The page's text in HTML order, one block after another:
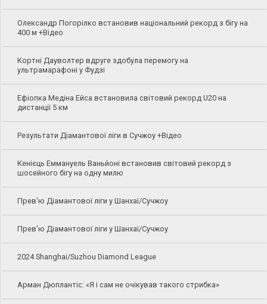
Олександр Погорілко встановив національний рекорд з бігу на
400 м +Відео
Кортні Дауволтер вдруге здобула перемогу на
ультрамарафоні у Фудзі
Ефіопка Медіна Ейса встановила світовий рекорд U20 на
дистанції 5 км
Результати Діамантової ліги в Сучжоу +Відео
Кенієць Еммануель Ваньйоні встановив світовий рекорд з
шосейного бігу на одну милю
Прев'ю Діамантової ліги у Шанхаї/Сучжоу
Прев'ю Діамантової ліги у Шанхаї/Сучжоу
2024 Shanghai/Suzhou Diamond League
Арман Дюплантіс: «Я і сам не очікував такого стрибка»